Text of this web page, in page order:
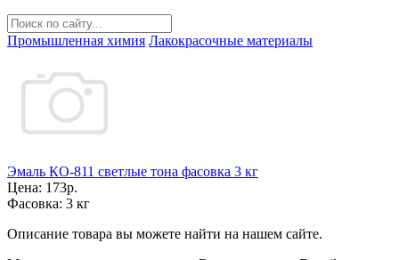
Промышленная химия Лакокрасочные материалы
Эмаль КО-811 светлые тона фасовка 3 кг
Цена: 173р.
Фасовка: 3 кг
Описание товара вы можете найти на нашем сайте.